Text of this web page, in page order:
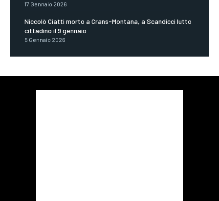
17 Gennaio 2026
Niccolò Ciatti morto a Crans-Montana, a Scandicci lutto
cittadino il 9 gennaio
5 Gennaio 2026